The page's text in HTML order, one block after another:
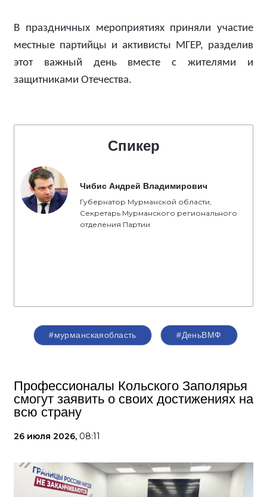
В праздничных мероприятиях приняли участие
местные партийцы и активисты МГЕР, разделив
этот важный день вместе с жителями и
защитниками Отечества.
Спикер
Чибис Андрей Владимирович
Губернатор Мурманской области,
Секретарь Мурманского регионального
отделения Партии
#мурманскаяобласть #ДеньВМФ
Профессионалы Кольского Заполярья
смогут заявить о своих достижениях на
всю страну
26 июля 2026, 08:11